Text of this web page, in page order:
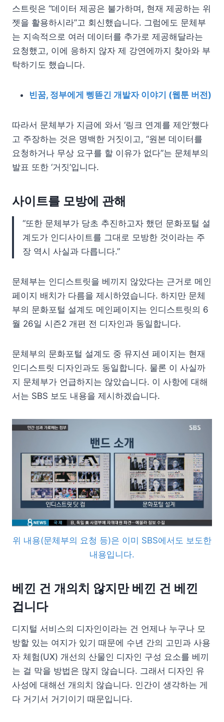
스트릿은 “데이터 제공은 불가하며, 현재 제공하는 위
젯을 활용하시라”고 회신했습니다. 그럼에도 문체부
는 지속적으로 여러 데이터를 추가로 제공해달라는
요청했고, 이에 응하지 않자 제 강연에까지 찾아와 부
탁하기도 했습니다.
빈꿈, 정부에게 삥뜯긴 개발자 이야기 (웹툰 버전)
따라서 문체부가 지금에 와서 ‘링크 연계를 제안’했다
고 주장하는 것은 명백한 거짓이고, “원본 데이터를
요청하거나 무상 요구를 할 이유가 없다”는 문체부의
발표 또한 ‘거짓’입니다.
사이트를 모방에 관해
“또한 문체부가 당초 추진하고자 했던 문화포털 설
계도가 인디사이트를 그대로 모방한 것이라는 주
장 역시 사실과 다릅니다.”
문체부는 인디스트릿을 베끼지 않았다는 근거로 메인
페이지 배치가 다름을 제시하였습니다. 하지만 문체
부의 문화포털 설계도 메인페이지는 인디스트릿의 6
월 26일 시즌2 개편 전 디자인과 동일합니다.
문체부의 문화포털 설계도 중 뮤지션 페이지는 현재
인디스트릿 디자인과도 동일합니다. 물론 이 사실까
지 문체부가 언급하지는 않았습니다. 이 사항에 대해
서는 SBS 보도 내용을 제시하겠습니다.
위 내용(문체부의 요청 등)은 이미 SBS에서도 보도한
내용입니다.
베낀 건 개의치 않지만 베낀 건 베낀
겁니다
디지털 서비스의 디자인이라는 건 언제나 누구나 모
방할 있는 여지가 있기 때문에 수년 간의 고민과 사용
자 체험(UX) 개선의 산물인 디자인 구성 요소를 베끼
는 걸 막을 방법은 많지 않습니다. 그래서 디자인 유
사성에 대해선 개의치 않습니다. 인간이 생각하는 게
다 거기서 거기이기 때문입니다.